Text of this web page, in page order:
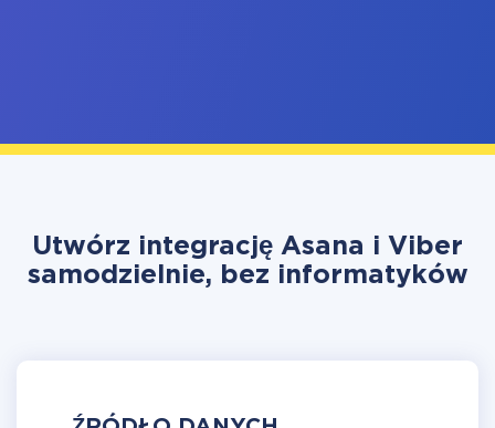
Utwórz integrację Asana i Viber
samodzielnie, bez informatyków